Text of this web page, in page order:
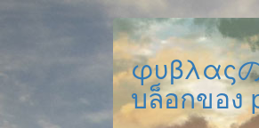
φυβλας
บล็อกของ